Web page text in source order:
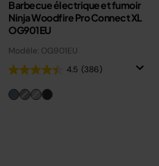
Barbecue électrique et fumoir
Ninja Woodfire Pro Connect XL
OG901EU
Modèle: OG901EU
4.5 (386)